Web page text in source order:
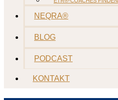
NEQRA®
BLOG
PODCAST
KONTAKT